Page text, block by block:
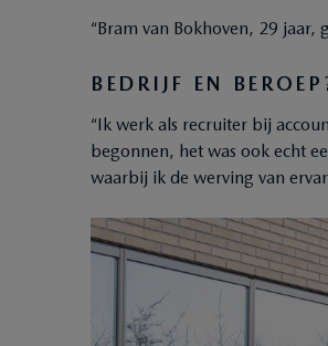
“Bram van Bokhoven, 29 jaar,
BEDRIJF EN
“Ik werk als recruiter bij
begonnen, het was ook echt
waarbij ik de werving van